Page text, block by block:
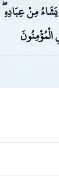
مِنْ عِبَادِهِ
الْمُؤْمِنُونَ